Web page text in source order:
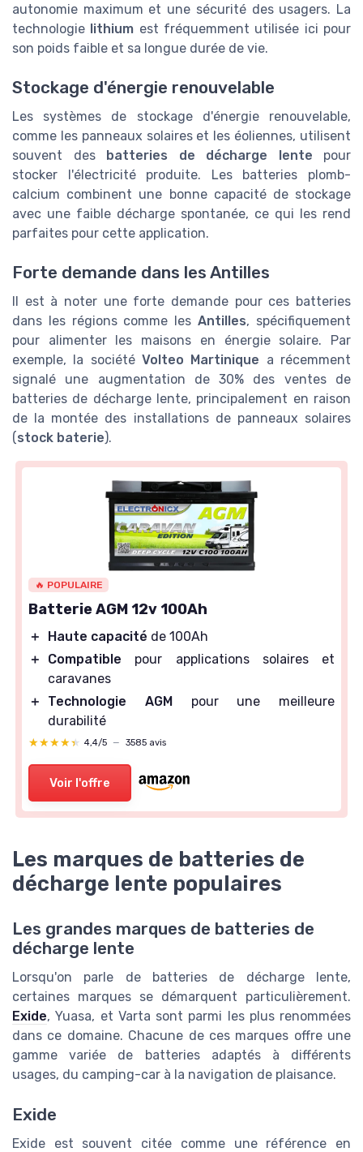
autonomie maximum et une sécurité des usagers. La
technologie lithium est fréquemment utilisée ici pour
son poids faible et sa longue durée de vie.
Stockage d'énergie renouvelable
Les systèmes de stockage d'énergie renouvelable,
comme les panneaux solaires et les éoliennes, utilisent
souvent des batteries de décharge lente pour
stocker l'électricité produite. Les batteries plomb-
calcium combinent une bonne capacité de stockage
avec une faible décharge spontanée, ce qui les rend
parfaites pour cette application.
Forte demande dans les Antilles
Il est à noter une forte demande pour ces batteries
dans les régions comme lesAntilles, spécifiquement
pour alimenter les maisons en énergie solaire. Par
exemple, la société Volteo Martinique a récemment
signalé une augmentation de 30% des ventes de
batteries de décharge lente, principalement en raison
de la montée des installations de panneaux solaires
(stock baterie).
🔥 POPULAIRE
Batterie AGM 12v 100Ah
＋ Haute capacité de 100Ah
＋
Compatible pour applications solaires et
caravanes
＋
Technologie AGM
pour une meilleure
durabilité
★★★★★
★★★★★ 4,4/5 — 3585 avis
Voir l'offre
Les marques de batteries de
décharge lente populaires
Les grandes marques de batteries de
décharge lente
Lorsqu'on parle de batteries de décharge lente,
certaines marques se démarquent particulièrement.
Exide, Yuasa, et Varta sont parmi les plus renommées
dans ce domaine. Chacune de ces marques offre une
gamme variée de batteries adaptés à différents
usages, du camping-car à la navigation de plaisance.
Exide
Exide est souvent citée comme une référence en